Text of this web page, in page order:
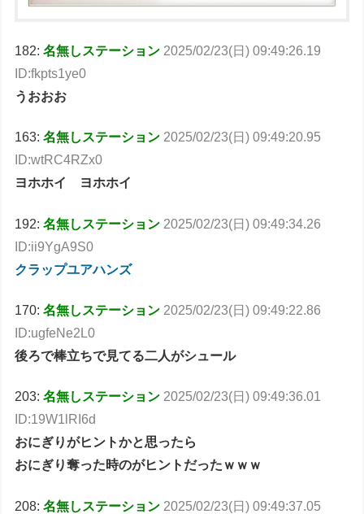
182:名無しステーション 2025/02/23(日) 09:49:26.19
ID:fkpts1ye0
うおおお
163:名無しステーション 2025/02/23(日) 09:49:20.95
ID:wtRC4RZx0
ヨホホイ ヨホホイ
192:名無しステーション 2025/02/23(日) 09:49:34.26
ID:ii9YgA9S0
クラップユアハンズ
170:名無しステーション 2025/02/23(日) 09:49:22.86
ID:ugfeNe2L0
後ろで棒立ちで見てる二人がシュール
203:名無しステーション 2025/02/23(日) 09:49:36.01
ID:19W1lRI6d
おにぎりがヒントかと思ったら
おにぎり奪った時のがヒントだったｗｗｗ
208:名無しステーション 2025/02/23(日) 09:49:37.05